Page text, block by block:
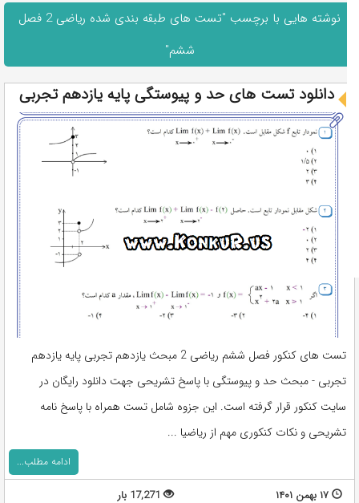
نوشته هایی با برچسب "تست های طبقه بندی شده ریاضی 2 فصل
ششم"
دانلود تست های حد و پیوستگی پایه یازدهم تجربی
تست های کنکور فصل ششم ریاضی 2 مبحث یازدهم تجربی پایه یازدهم
تجربی - مبحث حد و پیوستگی با پاسخ تشریحی جهت دانلود رایگان در
سایت کنکور قرار گرفته است. این جزوه شامل تست همراه با پاسخ نامه
تشریحی و نکات کنکوری مهم از ریاضیا ...
ادامه مطلب...
۱۷ بهمن ۱۴۰۱ 17,271 بار